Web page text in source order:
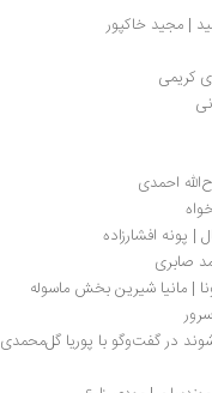
| مجید خاکپور
کریمی
احمدی
پونه افشارزاده
صابری
| مانیا شیرین بخش ماسوله
در گفت‌وگو با پوریا گل‌محمدی